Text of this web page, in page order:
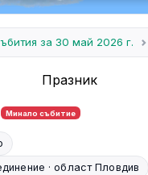
за 30 май 2026 г.
Минало събитие
· област Пловдив